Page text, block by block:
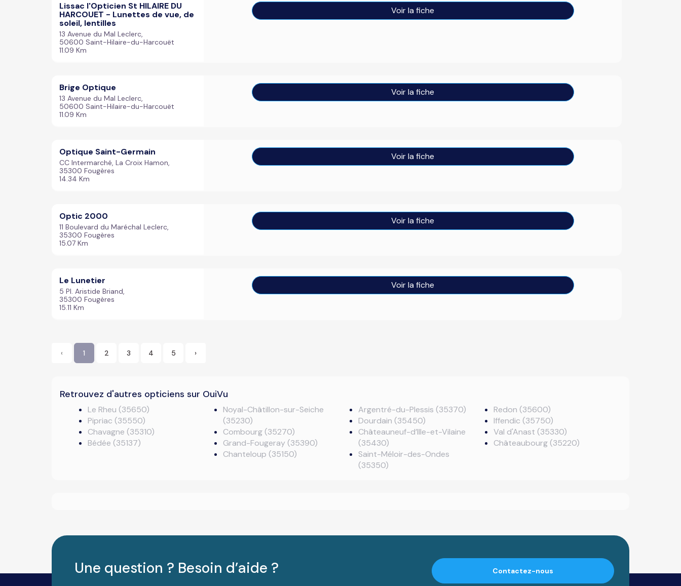
Lissac l'Opticien St HILAIRE DU
HARCOUET - Lunettes de vue, de
soleil, lentilles
13 Avenue du Mal Leclerc,
50600 Saint-Hilaire-du-Harcouët
11.09 Km
Voir la fiche
Brige Optique
13 Avenue du Mal Leclerc,
50600 Saint-Hilaire-du-Harcouët
11.09 Km
Voir la fiche
Optique Saint-Germain
CC Intermarché, La Croix Hamon,
35300 Fougères
14.34 Km
Voir la fiche
Optic 2000
11 Boulevard du Maréchal Leclerc,
35300 Fougères
15.07 Km
Voir la fiche
Le Lunetier
5 Pl. Aristide Briand,
35300 Fougères
15.11 Km
Voir la fiche
‹ 1 2 3 4 5 ›
Retrouvez d'autres opticiens sur OuiVu
Le Rheu (35650)
Pipriac (35550)
Chavagne (35310)
Bédée (35137)
Noyal-Châtillon-sur-Seiche
(35230)
Combourg (35270)
Grand-Fougeray (35390)
Chanteloup (35150)
Argentré-du-Plessis (35370)
Dourdain (35450)
Châteauneuf-d’Ille-et-Vilaine
(35430)
Saint-Méloir-des-Ondes
(35350)
Redon (35600)
Iffendic (35750)
Val d'Anast (35330)
Châteaubourg (35220)
Une question ? Besoin d’aide ? Contactez-nous